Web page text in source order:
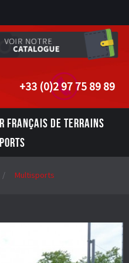
+33 (0)2 97 75 89 89
FRANÇAIS DE TERRAINS
Multisports